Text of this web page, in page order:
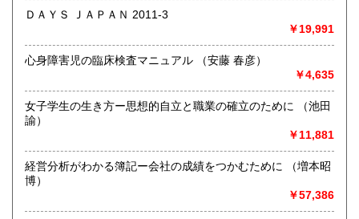
カルチャー、古書一般（その他）
ＤＡＹＳ ＪＡＰＡＮ 2011-3
￥19,991
心身障害児の臨床検査マニュアル （安藤 春彦）
￥4,635
女子学生の生き方ー思想的自立と職業の確立のために （池田
諭）
￥11,881
経営分析がわかる簿記ー会社の成績をつかむために （増本昭
博）
￥57,386